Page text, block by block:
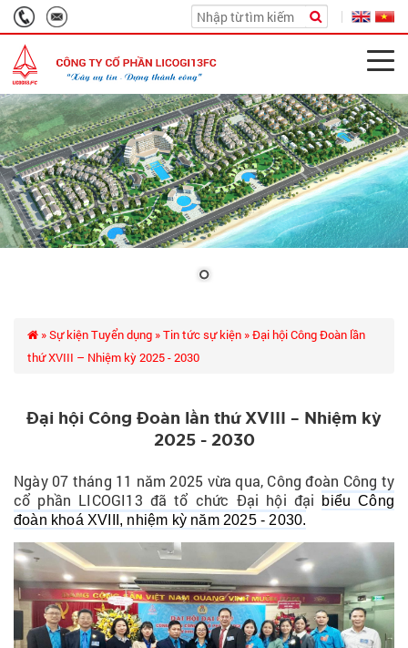
»Sự kiện Tuyển dụng »Tin tức sự kiện » Đại hội Công Đoàn lần
thứ XVIII – Nhiệm kỳ 2025 - 2030
Đại hội Công Đoàn lần thứ XVIII – Nhiệm kỳ
2025 - 2030
Ngày 07 tháng 11 năm 2025 vừa qua, Công đoàn Công ty
cổ phần LICOGI13 đã tổ chức Đại hội đạibiểu Công
đoàn khoá XVIII, nhiệm kỳ năm 2025 - 2030.